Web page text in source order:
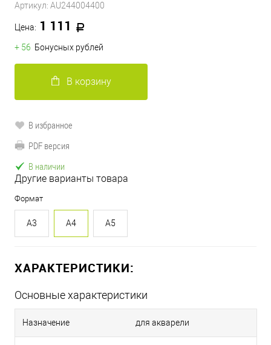
Артикул: AU244004400
Цена: 1 111
+ 56 Бонусных рублей
В корзину
В избранное
PDF версия
В наличии
Другие варианты товара
Формат
A3 A4 A5
ХАРАКТЕРИСТИКИ:
Основные характеристики
Назначение для акварели